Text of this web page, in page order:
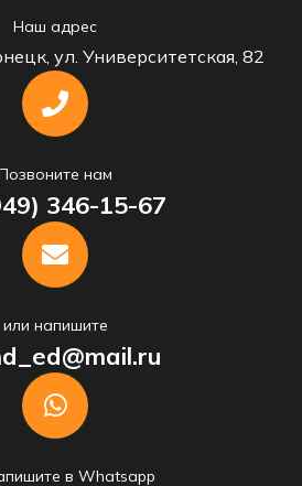
Наш адрес
ул. Университетская, 82
нам
346-15-67
или напишите
в Whatsapp